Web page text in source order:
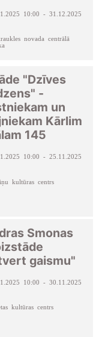
10:00 - 31.12.2025
novada centrālā
"Dzīves
-
un
Kārlim
145
10:00 - 25.11.2025
kultūras centrs
Smonas
gaismu"
10:00 - 30.11.2025
kultūras centrs